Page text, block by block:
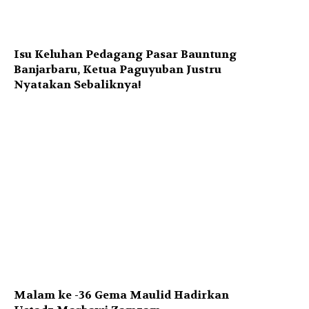
Isu Keluhan Pedagang Pasar Bauntung
Banjarbaru, Ketua Paguyuban Justru
Nyatakan Sebaliknya!
Malam ke -36 Gema Maulid Hadirkan